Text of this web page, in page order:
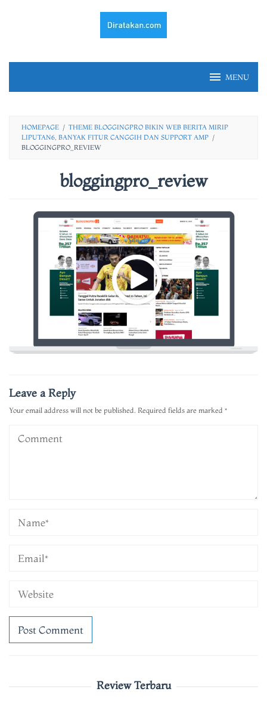
MENU
HOMEPAGE / THEME BLOGGINGPRO BIKIN WEB BERITA MIRIP
LIPUTAN6, BANYAK FITUR CANGGIH DAN SUPPORT AMP /
BLOGGINGPRO_REVIEW
bloggingpro_review
Posted
Leave a Reply
Your email address will not be published. Required fields are marked *
Review Terbaru